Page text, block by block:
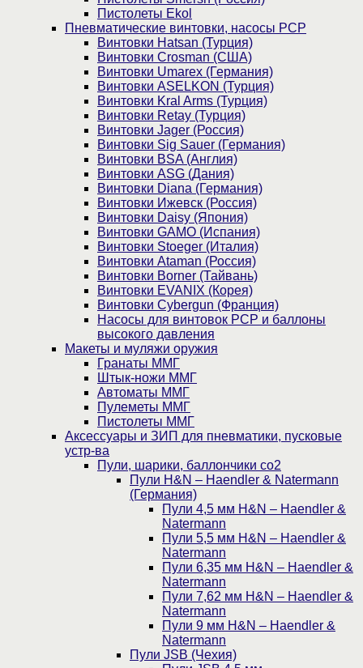
Пистолеты Ekol
Пневматические винтовки, насосы PCP
Винтовки Hatsan (Турция)
Винтовки Crosman (США)
Винтовки Umarex (Германия)
Винтовки ASELKON (Турция)
Винтовки Kral Arms (Турция)
Винтовки Retay (Турция)
Винтовки Jager (Россия)
Винтовки Sig Sauer (Германия)
Винтовки BSA (Англия)
Винтовки ASG (Дания)
Винтовки Diana (Германия)
Винтовки Ижевск (Россия)
Винтовки Daisy (Япония)
Винтовки GAMO (Испания)
Винтовки Stoeger (Италия)
Винтовки Ataman (Россия)
Винтовки Borner (Тайвань)
Винтовки EVANIX (Корея)
Винтовки Cybergun (Франция)
Насосы для винтовок PCP и баллоны
высокого давления
Макеты и муляжи оружия
Гранаты ММГ
Штык-ножи ММГ
Автоматы ММГ
Пулеметы ММГ
Пистолеты ММГ
Аксессуары и ЗИП для пневматики, пусковые
устр-ва
Пули, шарики, баллончики со2
Пули H&N – Haendler & Natermann
(Германия)
Пули 4,5 мм H&N – Haendler &
Natermann
Пули 5,5 мм H&N – Haendler &
Natermann
Пули 6,35 мм H&N – Haendler &
Natermann
Пули 7,62 мм H&N – Haendler &
Natermann
Пули 9 мм H&N – Haendler &
Natermann
Пули JSB (Чехия)